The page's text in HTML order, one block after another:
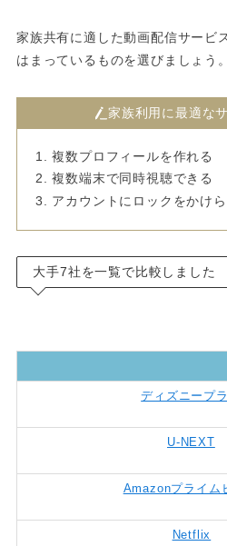
家族共有に適した動画配信サービ
はまっているものを選びましょう。
家族利用に最適な
複数プロフィールを作れる
複数端末で同時視聴できる
アカウントにロックをかけ
大手7社を一覧で比較しました
ディズニープ
U-NEXT
Amazonプライム
Netflix